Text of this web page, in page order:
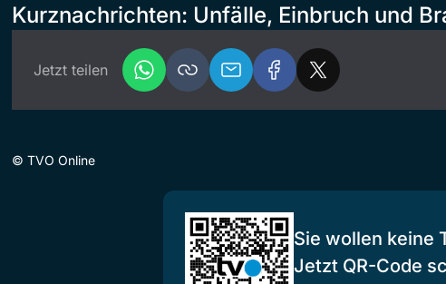
Kurznachrichten: Unfälle, Einbruch und
Jetzt teilen
© TVO Online
Sie wollen keine
Jetzt QR-Code